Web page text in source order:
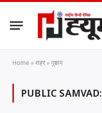
Home »शहर»गुरुग्राम
PUBLIC SAMVAD: